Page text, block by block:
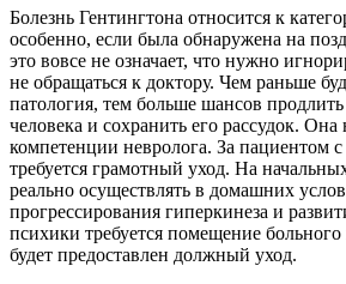
Болезнь Гентингтона относится к
особенно, если была обнаружена на
это вовсе не означает, что нужно
не обращаться к доктору. Чем раньше
патология, тем больше шансов продлить
человека и сохранить его рассудок. Она
компетенции невролога. За пациентом
требуется грамотный уход. На
реально осуществлять в домашних
прогрессирования гиперкинеза и
психики требуется помещение больного
будет предоставлен должный уход.